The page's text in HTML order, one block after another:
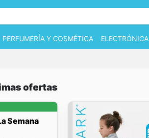
PERFUMERÍA Y COSMÉTICA ELECTRÓNICA
ofertas
Semana